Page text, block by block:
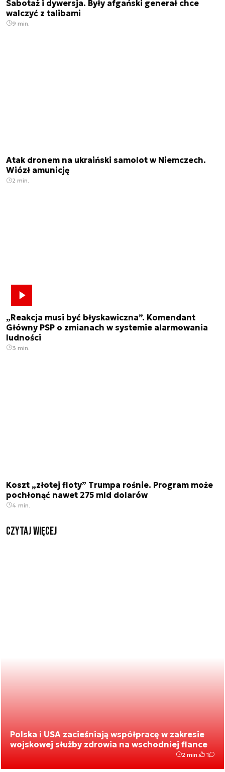
Sabotaż i dywersja. Były afgański generał chce
walczyć z talibami
9 min.
Atak dronem na ukraiński samolot w Niemczech.
Wiózł amunicję
2 min.
„Reakcja musi być błyskawiczna”. Komendant
Główny PSP o zmianach w systemie alarmowania
ludności
3 min.
Koszt „złotej floty” Trumpa rośnie. Program może
pochłonąć nawet 275 mld dolarów
4 min.
czytaj więcej
Polska i USA zacieśniają współpracę w zakresie
wojskowej służby zdrowia na wschodniej flance
2 min. 1